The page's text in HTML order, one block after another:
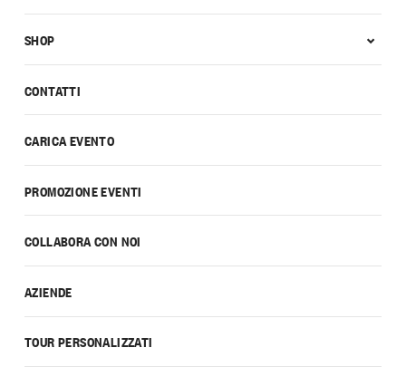
CONTATTI
CARICA EVENTO
PROMOZIONE EVENTI
COLLABORA CON NOI
AZIENDE
TOUR PERSONALIZZATI
SHOP